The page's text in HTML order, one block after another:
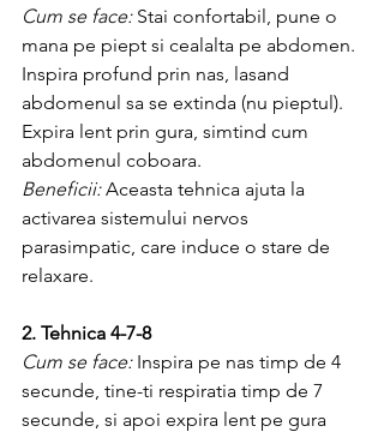
Cum se face: Stai confortabil, pune o
mana pe piept si cealalta pe abdomen.
Inspira profund prin nas, lasand
abdomenul sa se extinda (nu pieptul).
Expira lent prin gura, simtind cum
abdomenul coboara.
Beneficii: Aceasta tehnica ajuta la
activarea sistemului nervos
parasimpatic, care induce o stare de
relaxare.
2. Tehnica 4-7-8
Cum se face: Inspira pe nas timp de 4
secunde, tine-ti respiratia timp de 7
secunde, si apoi expira lent pe gura